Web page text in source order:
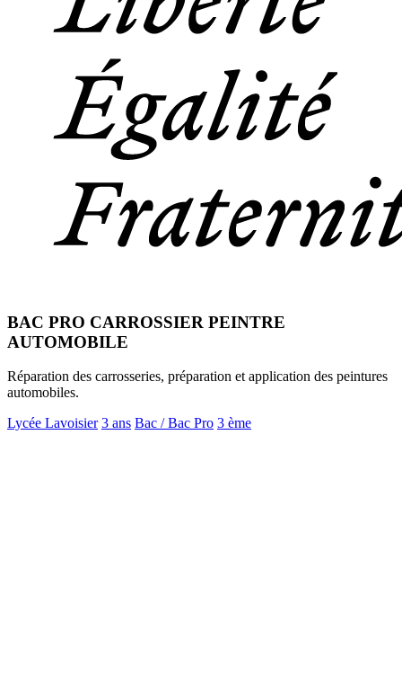
BAC PRO CARROSSIER PEINTRE
AUTOMOBILE
Réparation des carrosseries, préparation et application des peintures
automobiles.
Lycée Lavoisier 3 ans Bac / Bac Pro 3 ème